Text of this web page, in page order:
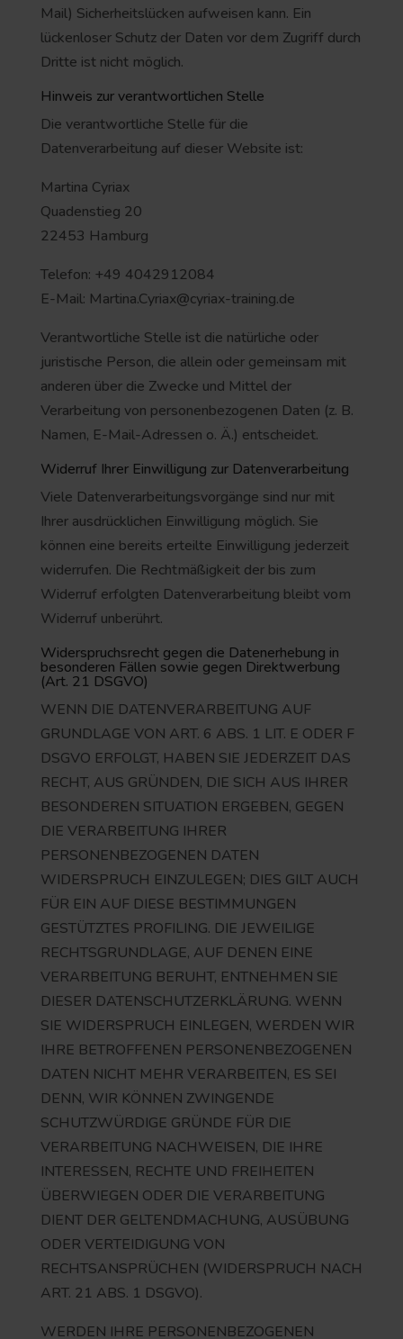
Mail) Sicherheitslücken aufweisen kann. Ein
lückenloser Schutz der Daten vor dem Zugriff durch
Dritte ist nicht möglich.
Hinweis zur verantwortlichen Stelle
Die verantwortliche Stelle für die
Datenverarbeitung auf dieser Website ist:
Martina Cyriax
Quadenstieg 20
22453 Hamburg
Telefon: +49 4042912084
E-Mail: Martina.Cyriax@cyriax-training.de
Verantwortliche Stelle ist die natürliche oder
juristische Person, die allein oder gemeinsam mit
anderen über die Zwecke und Mittel der
Verarbeitung von personenbezogenen Daten (z. B.
Namen, E-Mail-Adressen o. Ä.) entscheidet.
Widerruf Ihrer Einwilligung zur Datenverarbeitung
Viele Datenverarbeitungsvorgänge sind nur mit
Ihrer ausdrücklichen Einwilligung möglich. Sie
können eine bereits erteilte Einwilligung jederzeit
widerrufen. Die Rechtmäßigkeit der bis zum
Widerruf erfolgten Datenverarbeitung bleibt vom
Widerruf unberührt.
Widerspruchsrecht gegen die Datenerhebung in
besonderen Fällen sowie gegen Direktwerbung
(Art. 21 DSGVO)
WENN DIE DATENVERARBEITUNG AUF
GRUNDLAGE VON ART. 6 ABS. 1 LIT. E ODER F
DSGVO ERFOLGT, HABEN SIE JEDERZEIT DAS
RECHT, AUS GRÜNDEN, DIE SICH AUS IHRER
BESONDEREN SITUATION ERGEBEN, GEGEN
DIE VERARBEITUNG IHRER
PERSONENBEZOGENEN DATEN
WIDERSPRUCH EINZULEGEN; DIES GILT AUCH
FÜR EIN AUF DIESE BESTIMMUNGEN
GESTÜTZTES PROFILING. DIE JEWEILIGE
RECHTSGRUNDLAGE, AUF DENEN EINE
VERARBEITUNG BERUHT, ENTNEHMEN SIE
DIESER DATENSCHUTZERKLÄRUNG. WENN
SIE WIDERSPRUCH EINLEGEN, WERDEN WIR
IHRE BETROFFENEN PERSONENBEZOGENEN
DATEN NICHT MEHR VERARBEITEN, ES SEI
DENN, WIR KÖNNEN ZWINGENDE
SCHUTZWÜRDIGE GRÜNDE FÜR DIE
VERARBEITUNG NACHWEISEN, DIE IHRE
INTERESSEN, RECHTE UND FREIHEITEN
ÜBERWIEGEN ODER DIE VERARBEITUNG
DIENT DER GELTENDMACHUNG, AUSÜBUNG
ODER VERTEIDIGUNG VON
RECHTSANSPRÜCHEN (WIDERSPRUCH NACH
ART. 21 ABS. 1 DSGVO).
WERDEN IHRE PERSONENBEZOGENEN